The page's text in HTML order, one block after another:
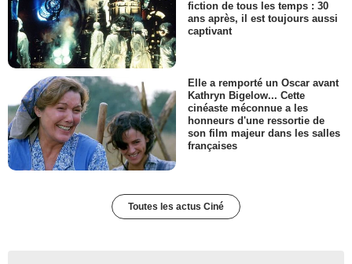
fiction de tous les temps : 30
ans après, il est toujours aussi
captivant
Elle a remporté un Oscar avant
Kathryn Bigelow... Cette
cinéaste méconnue a les
honneurs d'une ressortie de
son film majeur dans les salles
françaises
Toutes les actus Ciné